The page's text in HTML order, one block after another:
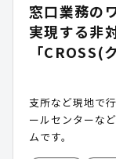
窓口業務の
実現する非
「CROSS(
支所など現地で
ールセンターな
ムです。